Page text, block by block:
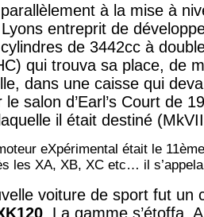
à la mise à
entreprit de
de 3442cc à
qui trouva sa place, de
dans une caisse qui
le salon d’Earl’s Court de
il était destiné
eXpérimental était le
les XA, XB, XC etc… il
voiture de sport fut un
. La gamme s’étoffa.